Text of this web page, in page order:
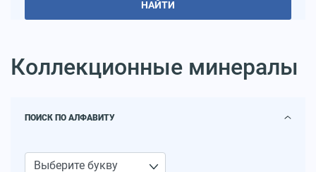
НАЙТИ
Коллекционные минералы
ПОИСК ПО АЛФАВИТУ